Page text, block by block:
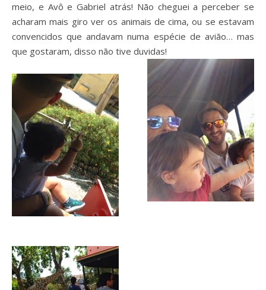
meio, e Avô e Gabriel atrás! Não cheguei a perceber se
acharam mais giro ver os animais de cima, ou se estavam
convencidos que andavam numa espécie de avião… mas
que gostaram, disso não tive duvidas!